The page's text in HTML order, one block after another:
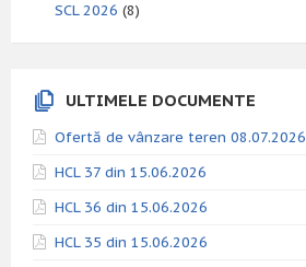
SCL 2026 (8)
ULTIMELE DOCUMENTE
Ofertă de vânzare teren 08.07.2026
HCL 37 din 15.06.2026
HCL 36 din 15.06.2026
HCL 35 din 15.06.2026